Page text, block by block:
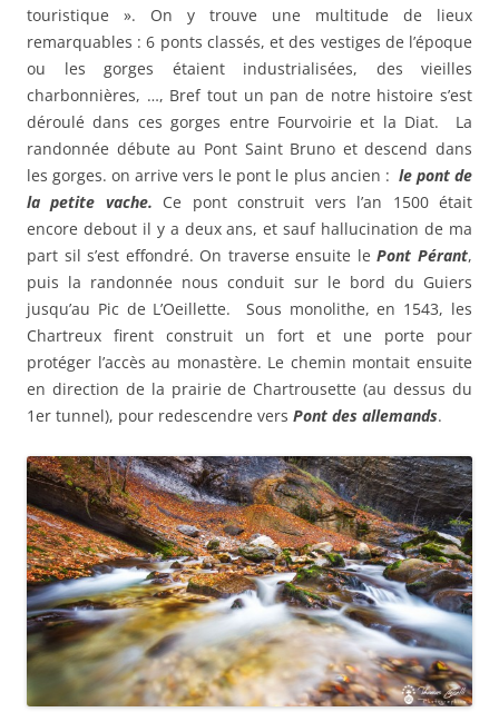
touristique ». On y trouve une multitude de lieux
remarquables : 6 ponts classés, et des vestiges de l’époque
ou les gorges étaient industrialisées, des vieilles
charbonnières, …, Bref tout un pan de notre histoire s’est
déroulé dans ces gorges entre Fourvoirie et la Diat. La
randonnée débute au Pont Saint Bruno et descend dans
les gorges. on arrive vers le pont le plus ancien : le pont de
la petite vache. Ce pont construit vers l’an 1500 était
encore debout il y a deux ans, et sauf hallucination de ma
part sil s’est effondré. On traverse ensuite lePont Pérant,
puis la randonnée nous conduit sur le bord du Guiers
jusqu’au Pic de L’Oeillette. Sous monolithe, en 1543, les
Chartreux firent construit un fort et une porte pour
protéger l’accès au monastère. Le chemin montait ensuite
en direction de la prairie de Chartrousette (au dessus du
1er tunnel), pour redescendre vers Pont des allemands.